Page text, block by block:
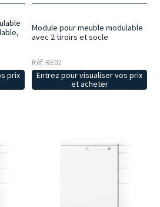
prix
Module pour meuble modulable
avec 2 tiroirs et socle
Réf: RE02
Entrez pour visualiser vos prix
et acheter